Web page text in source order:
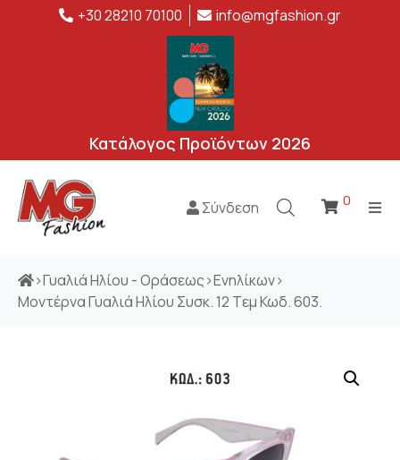
+30 28210 70100 info@mgfashion.gr
Κατάλογος Προϊόντων 2026
Σύνδεση 0
>Γυαλιά Ηλίου - Οράσεως>Ενηλίκων>
Μοντέρνα Γυαλιά Ηλίου Συσκ. 12 Tεμ Κωδ. 603.